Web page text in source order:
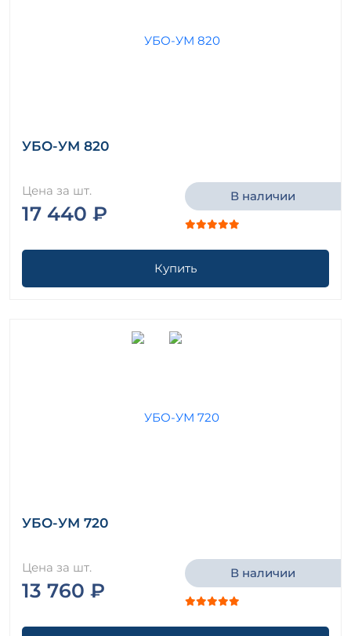
УБО-УМ 820
Цена за шт.
17 440 ₽
В наличии
Купить
УБО-УМ 720
Цена за шт.
13 760 ₽
В наличии